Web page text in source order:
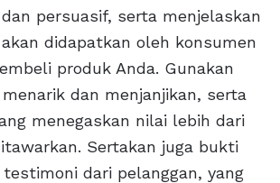
persuasif, serta menjelaskan
didapatkan oleh konsumen
produk Anda. Gunakan
dan menjanjikan, serta
menegaskan nilai lebih dari
Sertakan juga bukti
dari pelanggan, yang